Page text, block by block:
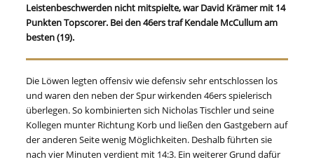
Leistenbeschwerden nicht mitspielte, war David Krämer mit 14
Punkten Topscorer. Bei den 46ers traf Kendale McCullum am
besten (19).
Die Löwen legten offensiv wie defensiv sehr entschlossen los
und waren den neben der Spur wirkenden 46ers spielerisch
überlegen. So kombinierten sich Nicholas Tischler und seine
Kollegen munter Richtung Korb und ließen den Gastgebern auf
der anderen Seite wenig Möglichkeiten. Deshalb führten sie
nach vier Minuten verdient mit 14:3. Ein weiterer Grund dafür